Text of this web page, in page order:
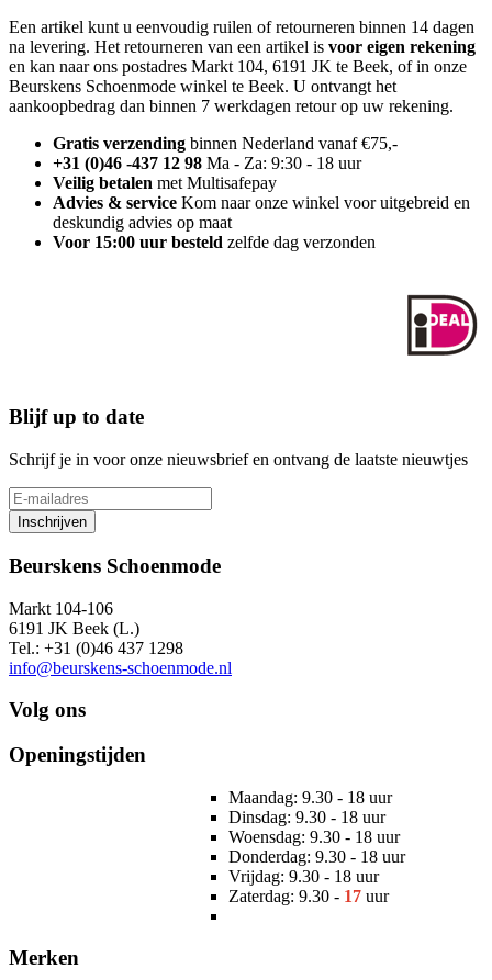
Een artikel kunt u eenvoudig ruilen of retourneren binnen 14 dagen
na levering. Het retourneren van een artikel is voor eigen rekening
en kan naar ons postadres Markt 104, 6191 JK te Beek, of in onze
Beurskens Schoenmode winkel te Beek. U ontvangt het
aankoopbedrag dan binnen 7 werkdagen retour op uw rekening.
Gratis verzending binnen Nederland vanaf €75,-
+31 (0)46 -437 12 98 Ma - Za: 9:30 - 18 uur
Veilig betalen met Multisafepay
Advies & service Kom naar onze winkel voor uitgebreid en
deskundig advies op maat
Voor 15:00 uur besteld zelfde dag verzonden
Blijf up to date
Schrijf je in voor onze nieuwsbrief en ontvang de laatste nieuwtjes
Inschrijven
Beurskens Schoenmode
Markt 104-106
6191 JK Beek (L.)
Tel.: +31 (0)46 437 1298
info@beurskens-schoenmode.nl
Volg ons
Openingstijden
Maandag: 9.30 - 18 uur
Dinsdag: 9.30 - 18 uur
Woensdag: 9.30 - 18 uur
Donderdag: 9.30 - 18 uur
Vrijdag: 9.30 - 18 uur
Zaterdag: 9.30 - 17 uur
Merken